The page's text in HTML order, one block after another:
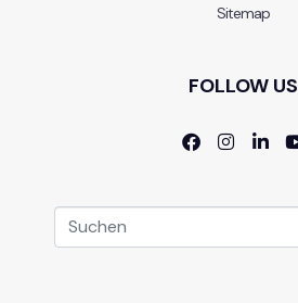
Sitemap
FOLLOW US